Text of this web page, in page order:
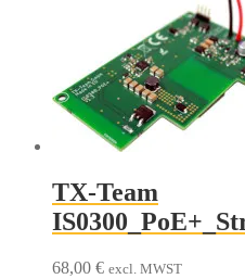
TX-Team
68,00 € excl. MWST